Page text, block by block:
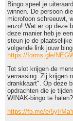
Bingo speel je
winnen. De persoon
microfoon schreeuwt,
enzo! Wat er op deze
deze manier heb je
steun je de
volgende link jouw
https://forms.gle/
Tot slot krijgen de
verrassing. Zij krijgen
drankkaart". Op deze
opdrachten die je
WINAK-bingo te halen?
https://fb.me/e/